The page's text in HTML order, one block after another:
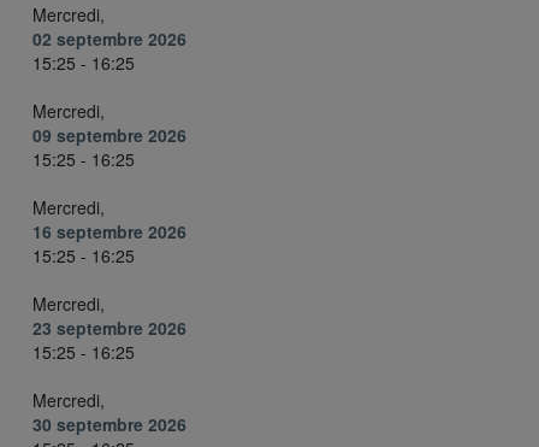
Mercredi,
02 septembre 2026
15:25 - 16:25
Mercredi,
09 septembre 2026
15:25 - 16:25
Mercredi,
16 septembre 2026
15:25 - 16:25
Mercredi,
23 septembre 2026
15:25 - 16:25
Mercredi,
30 septembre 2026